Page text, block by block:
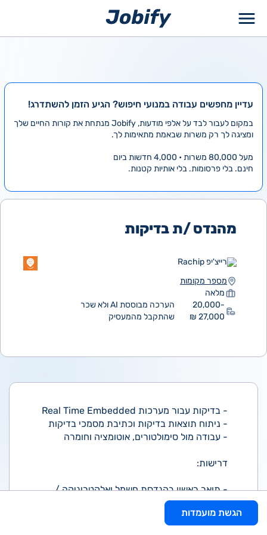
עדיין מחפשים עבודה במנועי חיפוש? הגיע הזמן להשתדרג!
במקום לעבור לבד על אלפי מודעות, Jobify מנתחת את קורות החיים שלך
ומציגה לך רק משרות שבאמת מתאימות לך.
מעל 80,000 משרות • 4,000 חדשות ביום
חינם. בלי פרסומות. בלי אותיות קטנות.
מהנדס /ת בדיקות
רייצ'יפ Rachip
מספר מקומות
מלאה
20,000-
27,000 ₪
הערכה מבוססת AI ולא שכר
שהתקבל מהמעסיק
- בדיקות עבור מערכות Real Time Embedded
- ניתוח תוצאות בדיקות וכתיבת מסמכי בדיקות
- עבודה מול סימולטורים, אוטומציה וחומרה
דרישות:
- תואר ראשון בהנדסת חשמל ואלקטרוניקה /
מדעי המחשב
- לפחות 5 שנות ניסיון בפיתוח בדיקות למערכות
Real Time Embedded
הגשת מועמדות